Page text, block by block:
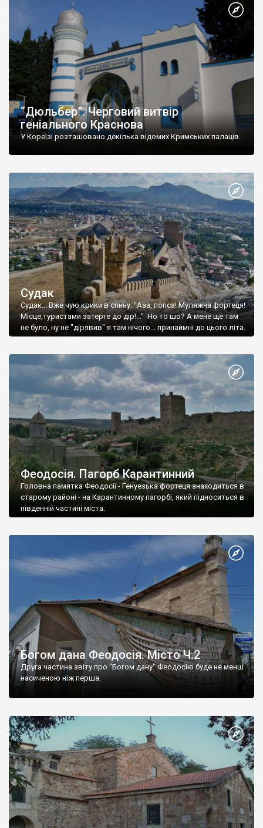
“Дюльбер”. Черговий витвір
геніального Краснова
У Кореїзі розташовано декілька відомих Кримських палаців.
Судак
Судак... Вже чую крики в спину: "Ааа, попса! Муляжна фортеця!
Місце,туристами затерте до дір!..." Но то шо? А мене ще там
не було, ну не "дірявив" я там нічого... принаймні до цього літа.
Феодосія. Пагорб Карантинний
Головна памятка Феодосії - Генуезька фортеця знаходиться в
старому районі - на Карантинному пагорбі, який підноситься в
південній частині міста.
Богом дана Феодосія. Місто Ч.2
Друга частина звіту про "Богом дану" Феодосію буде не менш
насиченою ніж перша.